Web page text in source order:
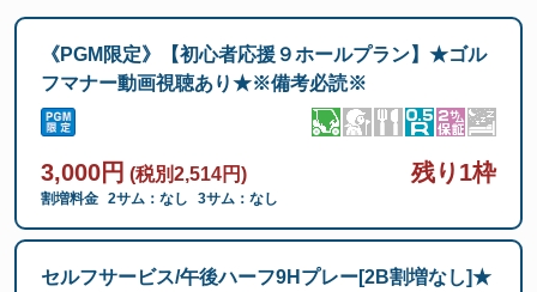
《PGM限定》【初心者応援９ホールプラン】★ゴル
フマナー動画視聴あり★※備考必読※
3,000円 (税別2,514円) 残り1枠
割増料金 2サム：なし 3サム：なし
セルフサービス/午後ハーフ9Hプレー[2B割増なし]★